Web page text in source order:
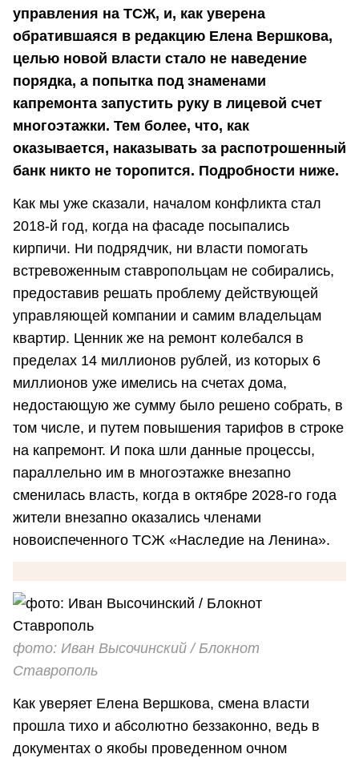
управления на ТСЖ, и, как уверена
обратившаяся в редакцию Елена Вершкова,
целью новой власти стало не наведение
порядка, а попытка под знаменами
капремонта запустить руку в лицевой счет
многоэтажки. Тем более, что, как
оказывается, наказывать за распотрошенный
банк никто не торопится. Подробности ниже.
Как мы уже сказали, началом конфликта стал
2018-й год, когда на фасаде посыпались
кирпичи. Ни подрядчик, ни власти помогать
встревоженным ставропольцам не собирались,
предоставив решать проблему действующей
управляющей компании и самим владельцам
квартир. Ценник же на ремонт колебался в
пределах 14 миллионов рублей, из которых 6
миллионов уже имелись на счетах дома,
недостающую же сумму было решено собрать, в
том числе, и путем повышения тарифов в строке
на капремонт. И пока шли данные процессы,
параллельно им в многоэтажке внезапно
сменилась власть, когда в октябре 2028-го года
жители внезапно оказались членами
новоиспеченного ТСЖ «Наследие на Ленина».
фото: Иван Высочинский / Блокнот
Ставрополь
Как уверяет Елена Вершкова, смена власти
прошла тихо и абсолютно беззаконно, ведь в
документах о якобы проведенном очном